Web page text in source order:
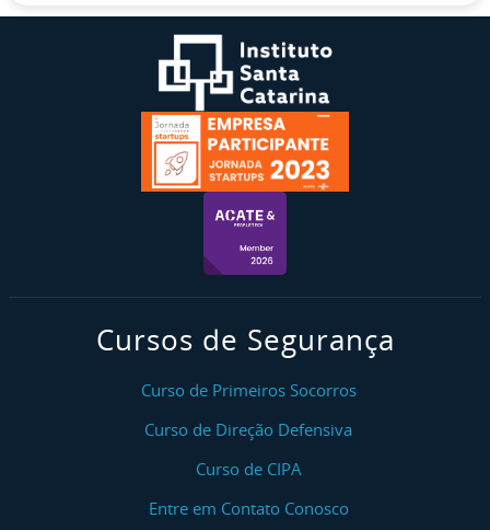
Cursos de Segurança
Curso de Primeiros Socorros
Curso de Direção Defensiva
Curso de CIPA
Entre em Contato Conosco